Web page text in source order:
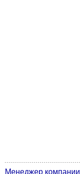
Менеджер компании